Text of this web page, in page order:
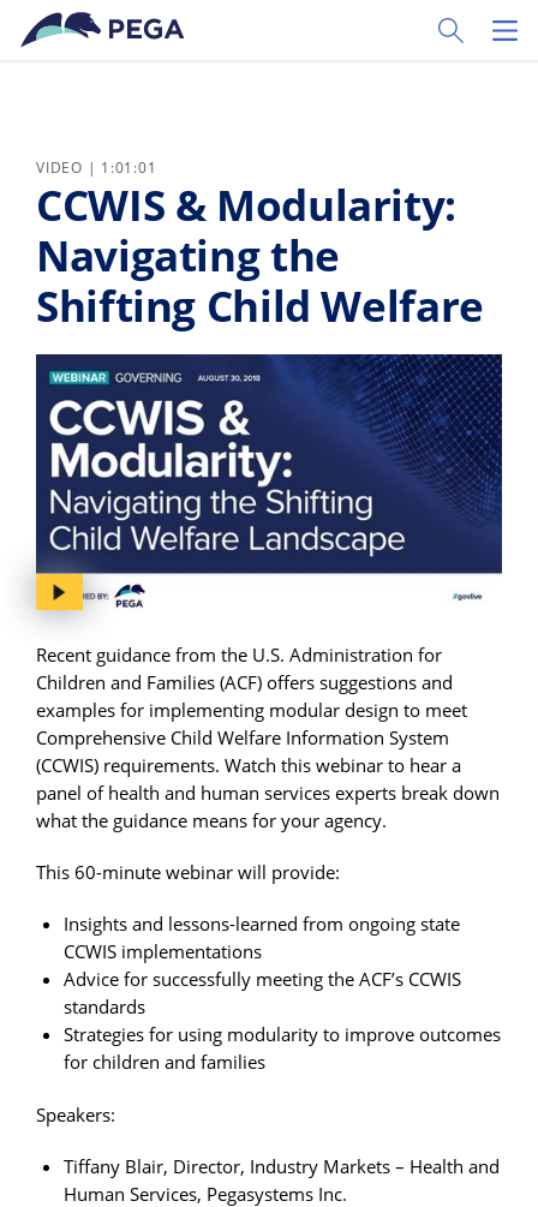
Vai direttamente al contenuto principale
Toggle
VIDEO | 1:01:01
CCWIS & Modularity:
Navigating the
Shifting Child Welfare
Recent guidance from the U.S. Administration for
Children and Families (ACF) offers suggestions and
examples for implementing modular design to meet
Comprehensive Child Welfare Information System
(CCWIS) requirements. Watch this webinar to hear a
panel of health and human services experts break down
what the guidance means for your agency.
This 60-minute webinar will provide:
Insights and lessons-learned from ongoing state
CCWIS implementations
Advice for successfully meeting the ACF’s CCWIS
standards
Strategies for using modularity to improve outcomes
for children and families
Speakers:
Tiffany Blair, Director, Industry Markets – Health and
Human Services, Pegasystems Inc.